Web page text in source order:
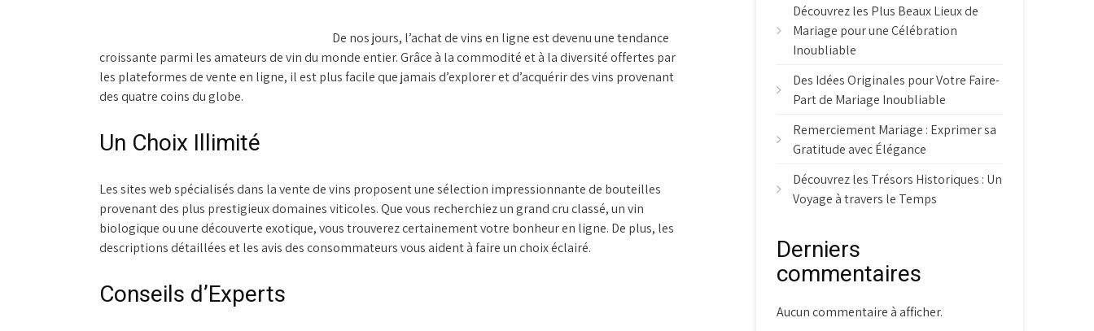
De nos jours, l’achat de vins en ligne est devenu une tendance
croissante parmi les amateurs de vin du monde entier. Grâce à la commodité et à la diversité offertes par
les plateformes de vente en ligne, il est plus facile que jamais d’explorer et d’acquérir des vins provenant
des quatre coins du globe.
Un Choix Illimité
Les sites web spécialisés dans la vente de vins proposent une sélection impressionnante de bouteilles
provenant des plus prestigieux domaines viticoles. Que vous recherchiez un grand cru classé, un vin
biologique ou une découverte exotique, vous trouverez certainement votre bonheur en ligne. De plus, les
descriptions détaillées et les avis des consommateurs vous aident à faire un choix éclairé.
Conseils d’Experts
Découvrez les Plus Beaux Lieux de
Mariage pour une Célébration
Inoubliable
Des Idées Originales pour Votre Faire-
Part de Mariage Inoubliable
Remerciement Mariage : Exprimer sa
Gratitude avec Élégance
Découvrez les Trésors Historiques : Un
Voyage à travers le Temps
Derniers
commentaires
Aucun commentaire à afficher.